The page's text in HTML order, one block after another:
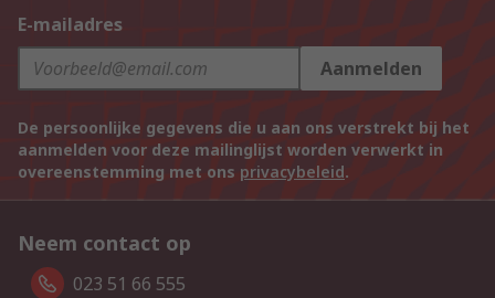
E-mailadres
Aanmelden
De persoonlijke gegevens die u aan ons verstrekt bij het
aanmelden voor deze mailinglijst worden verwerkt in
overeenstemming met ons privacybeleid.
Neem contact op
023 51 66 555